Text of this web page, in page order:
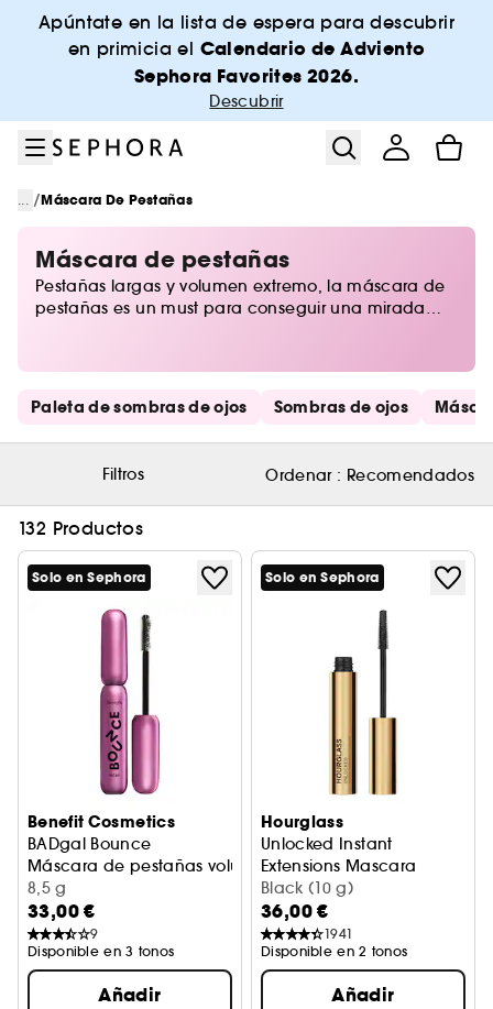
Ir al menú
Ir al contenido principal
Ir al pie de página
Apúntate en la lista de espera para descubrir
en primicia el Calendario de Adviento
Sephora Favorites 2026.
Descubrir
... /Máscara De Pestañas
Máscara de pestañas
Pestañas largas y volumen extremo, la máscara de
pestañas es un must para conseguir una mirada
La máscara de pestañas aporta longitud infinita y
un efecto dramático o natural. ¡En Sephora te
desvelamos todos nuestros secretos para conseguir
una mirada fascinante!
Saltar los enlaces rápidos
Paleta de sombras de ojos Sombras de ojos
Filtros Ordenar : Recomendados
132 Productos
Solo en Sephora
Benefit Cosmetics
BADgal Bounce
Máscara de pestañas volumen con cepillo de doble cara
8,5 g
33,00 €
9
Disponible en 3 tonos
Añadir
Solo en Sephora
Hourglass
Unlocked Instant
Extensions Mascara
Máscara de pestañas
Black (10 g)
36,00 €
1941
Disponible en 2 tonos
Añadir